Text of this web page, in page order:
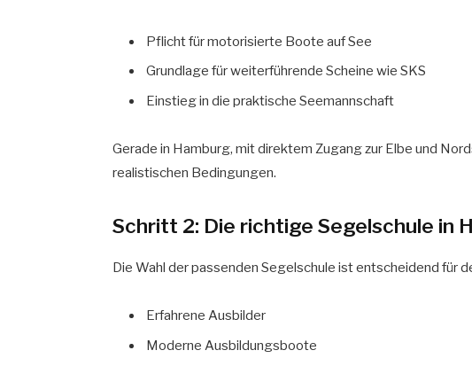
Pflicht für motorisierte Boote auf See
Grundlage für weiterführende Scheine wie SKS
Einstieg in die praktische Seemannschaft
Gerade in Hamburg, mit direktem Zugang zur Elbe und
realistischen Bedingungen.
Schritt 2: Die richtige Segelschule in
Die Wahl der passenden Segelschule ist entscheidend für
Erfahrene Ausbilder
Moderne Ausbildungsboote